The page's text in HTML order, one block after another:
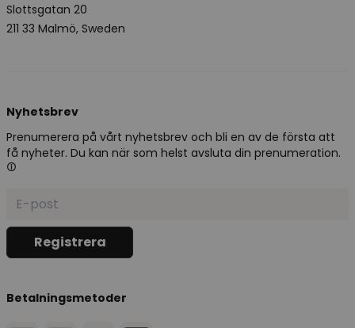
Slottsgatan 20
211 33 Malmö, Sweden
Nyhetsbrev
Prenumerera på vårt nyhetsbrev och bli en av de första att
få nyheter. Du kan när som helst avsluta din prenumeration.
Betalningsmetoder